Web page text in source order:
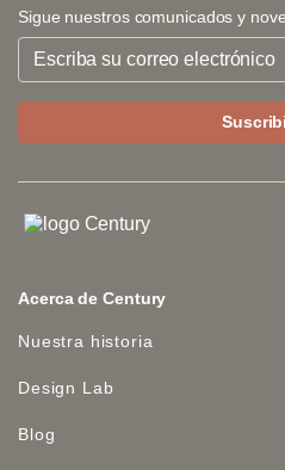
Sigue nuestros comunicados y
Acerca de Century
Nuestra historia
Design Lab
Blog